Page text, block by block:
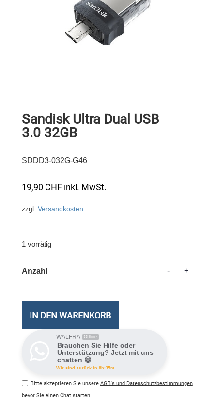
Sandisk Ultra Dual USB
3.0 32GB
SDDD3-032G-G46
19,90 CHF inkl. MwSt.
zzgl. Versandkosten
1 vorrätig
- +
IN DEN WARENKORB
WALFRA Offline
Brauchen Sie Hilfe oder
Unterstützung? Jetzt mit uns
chatten 😀
Wir sind zurück in 8h:35m .
Bitte akzeptieren Sie unsere AGB's und Datenschutzbestimmungen
bevor Sie einen Chat starten.